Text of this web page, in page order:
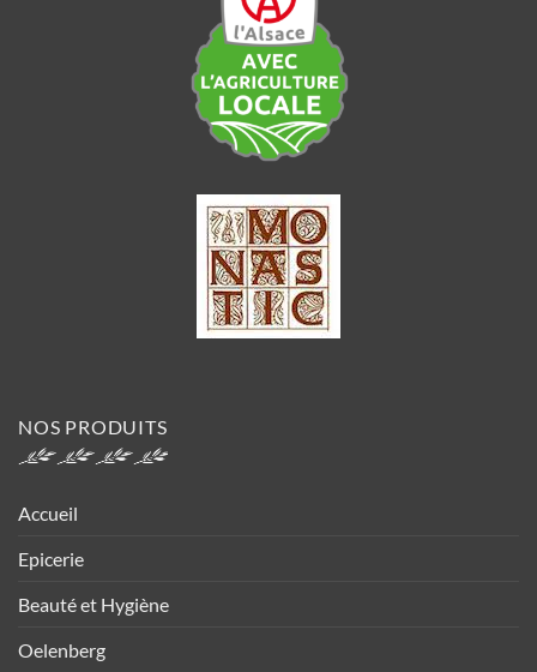
NOS PRODUITS
Accueil
Epicerie
Beauté et Hygiène
Oelenberg